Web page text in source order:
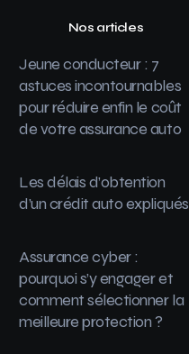
Nos articles
Jeune conducteur : 7
astuces incontournables
pour réduire enfin le coût
de votre assurance auto
Les délais d’obtention
d’un crédit auto expliqués
Assurance cyber :
pourquoi s’y engager et
comment sélectionner la
meilleure protection ?